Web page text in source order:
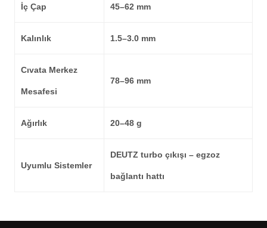
İç Çap 45–62 mm
Kalınlık 1.5–3.0 mm
Cıvata Merkez
Mesafesi
78–96 mm
Ağırlık 20–48 g
Uyumlu Sistemler
DEUTZ turbo çıkışı – egzoz
bağlantı hattı